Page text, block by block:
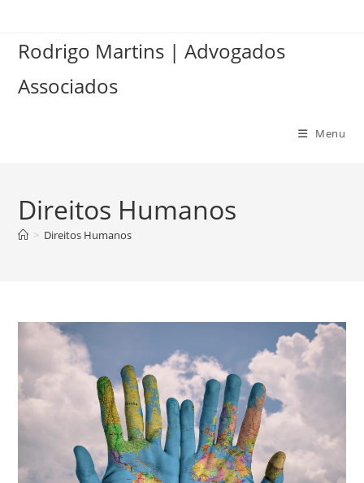
Rodrigo Martins | Advogados
Associados
Menu
Direitos Humanos
> Direitos Humanos